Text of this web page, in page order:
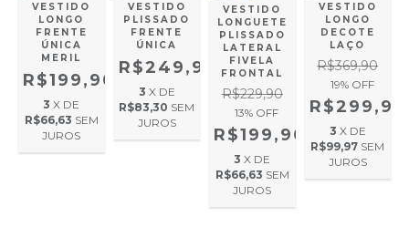
VESTIDO
LONGO
FRENTE
ÚNICA
MERIL
R$199,90
3 X DE
R$66,63 SEM
JUROS
VESTIDO
PLISSADO
FRENTE
ÚNICA
R$249,90
3 X DE
R$83,30 SEM
JUROS
VESTIDO
LONGUETE
PLISSADO
LATERAL
FIVELA
FRONTAL
R$229,90
13% OFF
R$199,90
3 X DE
R$66,63 SEM
JUROS
VESTIDO
LONGO
DECOTE
LAÇO
R$369,90
19% OFF
R$299,90
3 X DE
R$99,97 SEM
JUROS